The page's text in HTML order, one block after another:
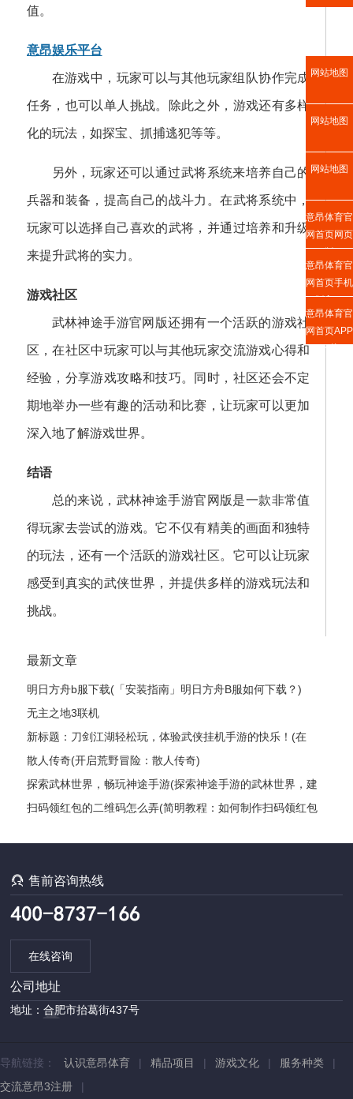
值。
意昂娱乐平台
在游戏中，玩家可以与其他玩家组队协作完成
任务，也可以单人挑战。除此之外，游戏还有多样
化的玩法，如探宝、抓捕逃犯等等。
另外，玩家还可以通过武将系统来培养自己的
兵器和装备，提高自己的战斗力。在武将系统中，
玩家可以选择自己喜欢的武将，并通过培养和升级
来提升武将的实力。
游戏社区
武林神途手游官网版还拥有一个活跃的游戏社
区，在社区中玩家可以与其他玩家交流游戏心得和
经验，分享游戏攻略和技巧。同时，社区还会不定
期地举办一些有趣的活动和比赛，让玩家可以更加
深入地了解游戏世界。
结语
总的来说，武林神途手游官网版是一款非常值
得玩家去尝试的游戏。它不仅有精美的画面和独特
的玩法，还有一个活跃的游戏社区。它可以让玩家
感受到真实的武侠世界，并提供多样的游戏玩法和
挑战。
最新文章
明日方舟b服下载(「安装指南」明日方舟B服如何下载？)
无主之地3联机
新标题：刀剑江湖轻松玩，体验武侠挂机手游的快乐！(在
《刀剑江湖》中尽情畅游，感受武侠世界的奥秘！)
散人传奇(开启荒野冒险：散人传奇)
探索武林世界，畅玩神途手游(探索神途手游的武林世界，建
立你的传奇故事)
扫码领红包的二维码怎么弄(简明教程：如何制作扫码领红包
售前咨询热线
在线咨询
公司地址
地址：合肥市抬葛街437号
导航链接： 认识意昂体育 | 精品项目 | 游戏文化 | 服务种类 |
交流意昂3注册 |
网站地图
网站地图
网站地图
意昂体育官
网首页网页
版
意昂体育官
网首页手机
版入口
意昂体育官
网首页APP
下载